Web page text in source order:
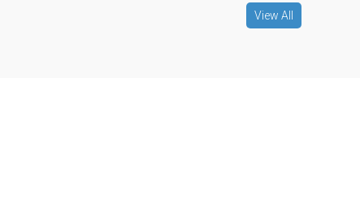
View All